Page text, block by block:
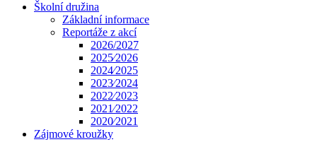
Školní družina
Základní informace
Reportáže z akcí
2026/2027
2025⁄2026
2024⁄2025
2023⁄2024
2022⁄2023
2021⁄2022
2020⁄2021
Zájmové kroužky